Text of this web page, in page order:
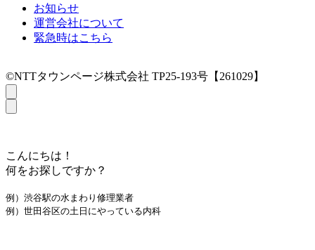
お知らせ
運営会社について
緊急時はこちら
©NTTタウンページ株式会社 TP25-193号【261029】
こんにちは！
何をお探しですか？
例）渋谷駅の水まわり修理業者
例）世田谷区の土日にやっている内科